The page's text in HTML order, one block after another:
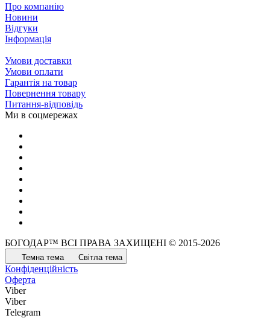
Про компанію
Новини
Відгуки
Інформація
Умови доставки
Умови оплати
Гарантія на товар
Повернення товару
Питання-відповідь
Ми в соцмережах
БОГОДАР™ ВСІ ПРАВА ЗАХИЩЕНІ © 2015-2026
Темна тема Світла тема
Конфіденційність
Оферта
Viber
Viber
Telegram